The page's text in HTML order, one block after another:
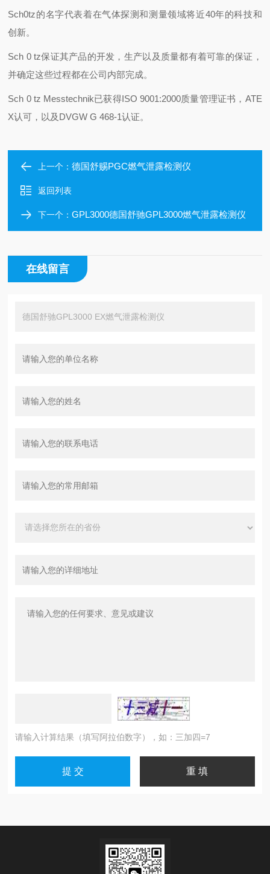
Sch0tz的名字代表着在气体探测和测量领域将近40年的科技和
创新。
Sch 0 tz保证其产品的开发，生产以及质量都有着可靠的保证，
并确定这些过程都在公司内部完成。
Sch 0 tz Messtechnik已获得ISO 9001:2000质量管理证书，ATE
X认可，以及DVGW G 468-1认证。
上一个：德国舒赐PGC燃气泄露检测仪
返回列表
下一个：GPL3000德国舒驰GPL3000燃气泄露检测仪
在线留言
请输入计算结果（填写阿拉伯数字），如：三加四=7